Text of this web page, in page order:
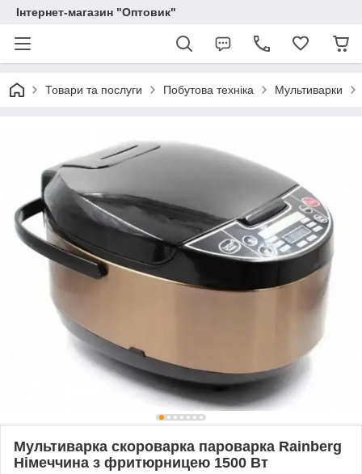
Інтернет-магазин "Оптовик"
Товари та послуги Побутова техніка Мультиварки
Мультиварка скороварка пароварка Rainberg
Німеччина з фритюрницею 1500 Вт